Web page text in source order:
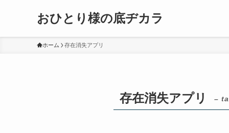
おひとり様の底ヂカラ
ホーム 存在消失アプリ
存在消失アプリ –